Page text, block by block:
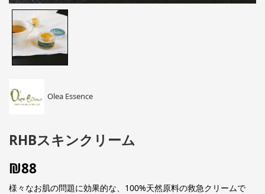
Olea Essence
RHBスキンクリーム
₪88
様々なお肌の問題に効果的な、100%天然原料の救急クリームで